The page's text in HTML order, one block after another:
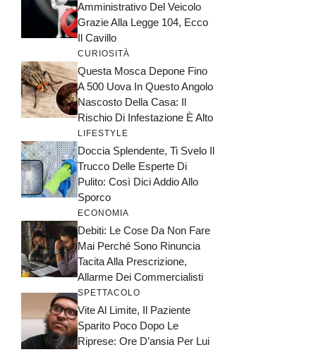
Amministrativo Del Veicolo
Grazie Alla Legge 104, Ecco
Il Cavillo
CURIOSITÀ
Questa Mosca Depone Fino
A 500 Uova In Questo Angolo
Nascosto Della Casa: Il
Rischio Di Infestazione È Alto
LIFESTYLE
Doccia Splendente, Ti Svelo Il
Trucco Delle Esperte Di
Pulito: Così Dici Addio Allo
Sporco
ECONOMIA
Debiti: Le Cose Da Non Fare
Mai Perché Sono Rinuncia
Tacita Alla Prescrizione,
Allarme Dei Commercialisti
SPETTACOLO
Vite Al Limite, Il Paziente
Sparito Poco Dopo Le
Riprese: Ore D’ansia Per Lui